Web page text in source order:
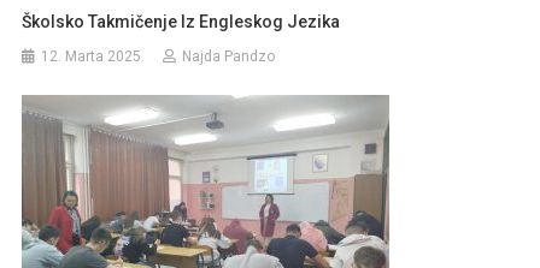
Školsko Takmičenje Iz Engleskog Jezika
12. Marta 2025. Najda Pandzo